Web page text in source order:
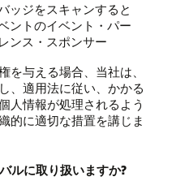
ッジをスキャンすると
ントのイベント・パー
ンス・スポンサー
を与える場合、当社は、
、適用法に従い、かかる
人情報が処理されるよう
的に適切な措置を講じま
ルに取り扱いますか?